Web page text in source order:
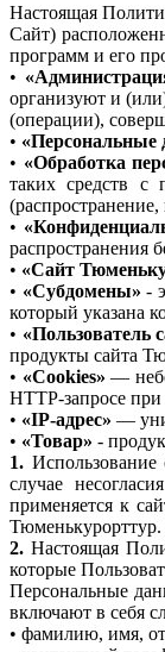
Настоящая
Сайт)
программ и его
•
организуют и
(операции),
• «Персональные
• «Обработка
таких средств с
•
распространения
• «Сайт
• «Субдомены» -
который указана
• «Пользователь
продукты сайта
• «Cookies» —
HTTP-запросе
• «IP-адрес» —
• «Товар» -
1.
случае
применяется к
Тюменькурорттур.
2. Настоящая
которые
Персональные
включают в себя
• фамилию, имя,